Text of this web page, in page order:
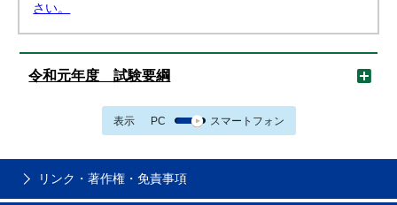
さい。
令和元年度 試験要綱
表示 PC スマートフォン
リンク・著作権・免責事項